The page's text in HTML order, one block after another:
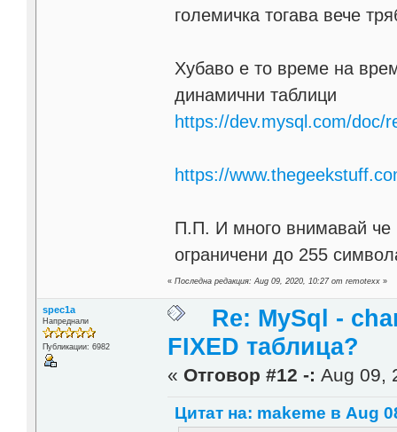
големичка тогава вече
Хубаво е то време на
динамични таблици
https://dev.mysql.com/doc/
https://
П.П. И много внимавай че
ограничени до 255
«Последна редакция: Aug 09, 2020, 10:27 от remotexx »
spec1a
Напреднали
Публикации: 6982
Re: MySql -
FIXED таблица?
« Отговор #12 -: Aug 09,
Цитат на: makeme в Aug